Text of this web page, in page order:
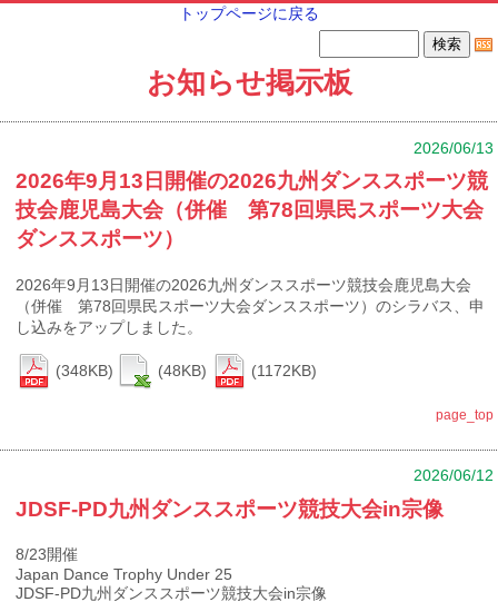
トップページに戻る
お知らせ掲示板
2026/06/13
2026年9月13日開催の2026九州ダンススポーツ競
技会鹿児島大会（併催 第78回県民スポーツ大会
ダンススポーツ）
2026年9月13日開催の2026九州ダンススポーツ競技会鹿児島大会
（併催 第78回県民スポーツ大会ダンススポーツ）のシラバス、申
し込みをアップしました。
(348KB) (48KB) (1172KB)
page_top
2026/06/12
JDSF-PD九州ダンススポーツ競技大会in宗像
8/23開催
Japan Dance Trophy Under 25
JDSF-PD九州ダンススポーツ競技大会in宗像